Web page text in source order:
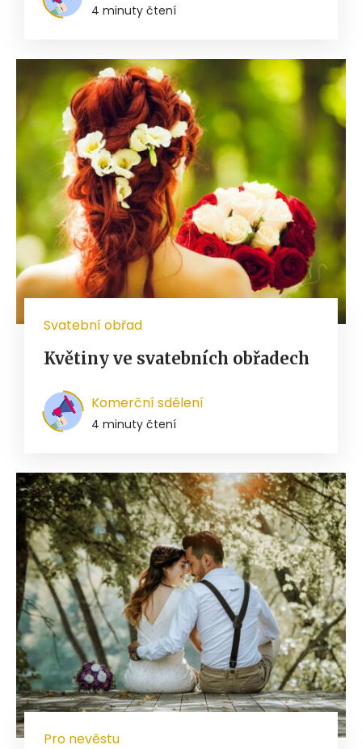
4 minuty čtení
Svatební obřad
Květiny ve svatebních obřadech
Komerční sdělení
4 minuty čtení
Pro nevěstu